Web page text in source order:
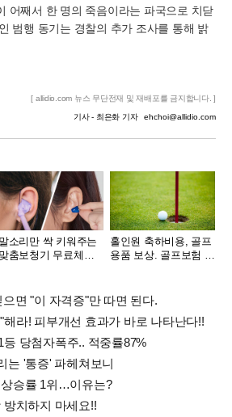
어째서 한 명의 죽음이라는 파국으로 치닫
범행 동기는 경찰의 추가 조사를 통해 밝
[ allidio.com 뉴스 무단전재 및 재배포를 금지합니다. ]
기사 - 최은화 기자 ehchoi@allidio.com
말소리만 싹 키워주는
맞춤보청기 무료체험
홀인원 축하비용, 골프
용품 보상. 골프보험 출
면 "이 자격증"만 따면 된다.
해라! 피부개선 효과가 바로 나타난다!!
당첨자폭주.. 적중률87%
는 '통증' 파헤쳐보니
승률 1위…이유는?
치하지 마세요!!